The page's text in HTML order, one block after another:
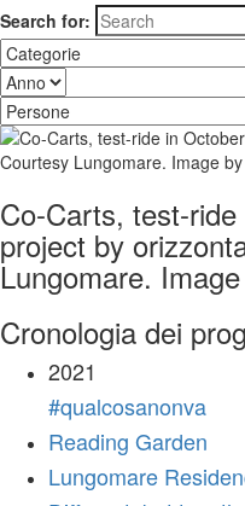
Search for:
Co-Carts, test-
project by
Lungomare.
Cronologia dei
2021
#qualcosanonva
Reading Garden
Lungomare